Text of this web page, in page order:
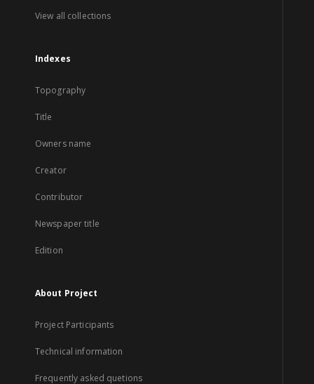
View all collections
Indexes
Topography
Title
Owners name
Creator
Contributor
Newspaper title
Edition
About Project
Project Participants
Technical information
Frequently asked quetions